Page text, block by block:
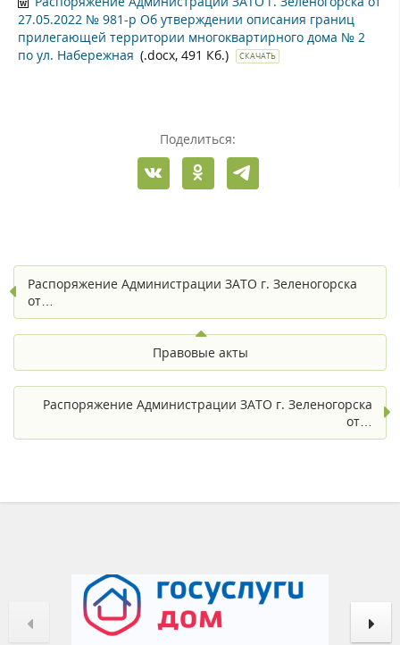
27.05.2022 № 981-р Об утверждении описания границ
прилегающей территории многоквартирного дома № 2
по ул. Набережная (.docx, 491 Кб.) СКАЧАТЬ
Поделиться:
Распоряжение Администрации ЗАТО г. Зеленогорска
от…
Правовые акты
Распоряжение Администрации ЗАТО г. Зеленогорска
от…